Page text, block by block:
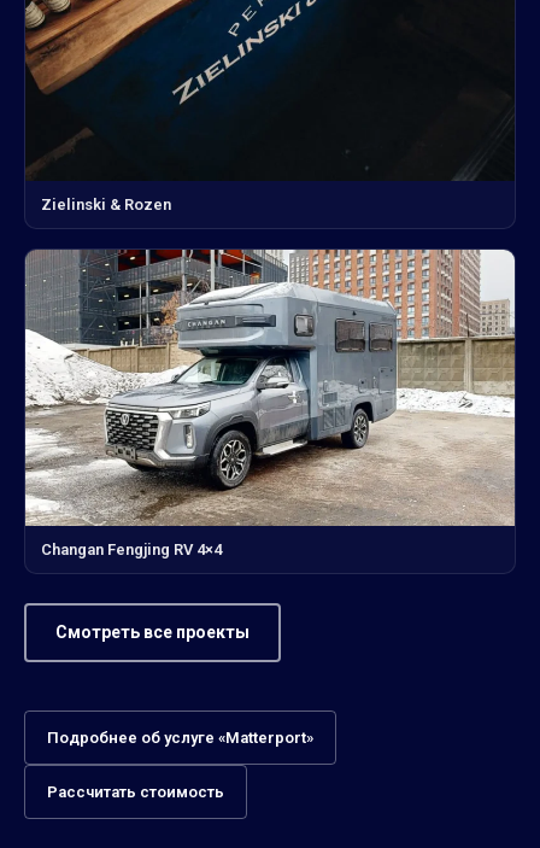
Zielinski & Rozen
Changan Fengjing RV 4×4
Смотреть все проекты
Подробнее об услуге «Matterport»
Рассчитать стоимость